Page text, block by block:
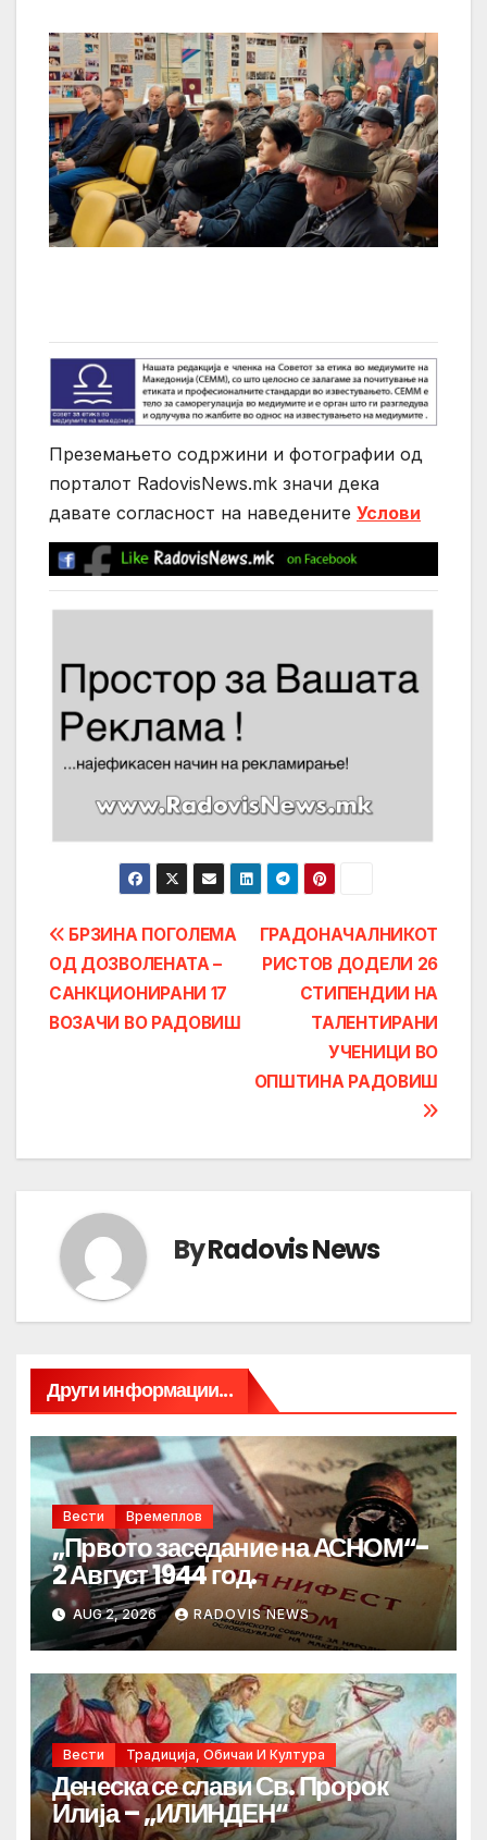
Преземањето содржини и фотографии од
порталот RadovisNews.mk значи дека
давате согласност на нaведените Услови
Post
navigation
ГРАДОНАЧАЛНИКОТ
РИСТОВ ДОДЕЛИ 26
СТИПЕНДИИ НА
ТАЛЕНТИРАНИ
УЧЕНИЦИ ВО
ОПШТИНА РАДОВИШ
БРЗИНА ПОГОЛЕМА
ОД ДОЗВОЛЕНАТА –
САНКЦИОНИРАНИ 17
ВОЗАЧИ ВО РАДОВИШ
ByRadovis News
Други информации...
Вести Времеплов
„Првото заседание на АСНОМ“-
2 Август 1944 год.
AUG 2, 2026 RADOVIS NEWS
Вести Традиција, Обичаи И Култура
Денеска се слави Св. Пророк
Илија – „ИЛИНДЕН“